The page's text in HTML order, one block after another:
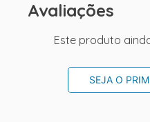
Avaliações
Este produto
SEJA O